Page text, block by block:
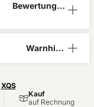
Bewertunge
Warnhinw
XQS
Kauf
auf Rechnung